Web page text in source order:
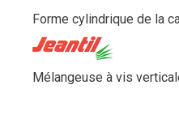
Forme cylindrique de la
Mélangeuse à vis